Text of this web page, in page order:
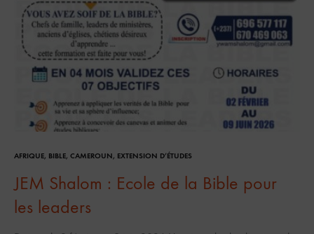
AFRIQUE, BIBLE, CAMEROUN, EXTENSION D’ÉTUDES
JEM Shalom : Ecole de la Bible pour
les leaders